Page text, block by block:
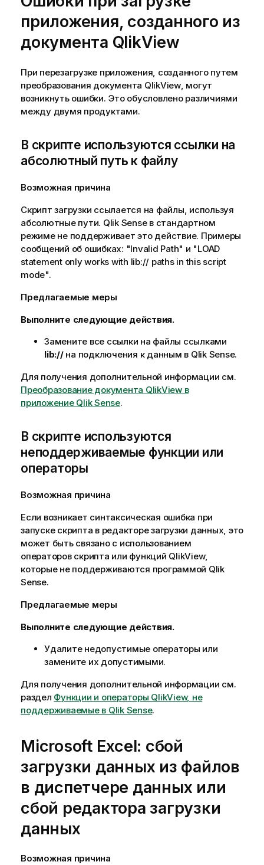
приложения, созданного из
документа QlikView
При перезагрузке приложения, созданного путем
преобразования документа QlikView, могут
возникнуть ошибки. Это обусловлено различиями
между двумя продуктами.
В скрипте используются ссылки на
абсолютный путь к файлу
Возможная причина
Скрипт загрузки ссылается на файлы, используя
абсолютные пути. Qlik Senseв стандартном
режиме не поддерживает это действие. Примеры
сообщений об ошибках: "Invalid Path" и "LOAD
statement only works with lib:// paths in this script
mode".
Предлагаемые меры
Выполните следующие действия.
Замените все ссылки на файлы ссылками
lib://на подключения к данным в Qlik Sense.
Для получения дополнительной информации см.
Преобразование документа QlikView в
приложение Qlik Sense.
В скрипте используются
неподдерживаемые функции или
операторы
Возможная причина
Если возникает синтаксическая ошибка при
запуске скрипта в редакторе загрузки данных, это
может быть связано с использованием
операторов скрипта или функций QlikView,
которые не поддерживаются программой Qlik
Sense.
Предлагаемые меры
Выполните следующие действия.
Удалите недопустимые операторы или
замените их допустимыми.
Для получения дополнительной информации см.
раздел Функции и операторы QlikView, не
поддерживаемые в Qlik Sense.
Microsoft Excel: сбой
загрузки данных из файлов
в диспетчере данных или
сбой редактора загрузки
данных
Возможная причина